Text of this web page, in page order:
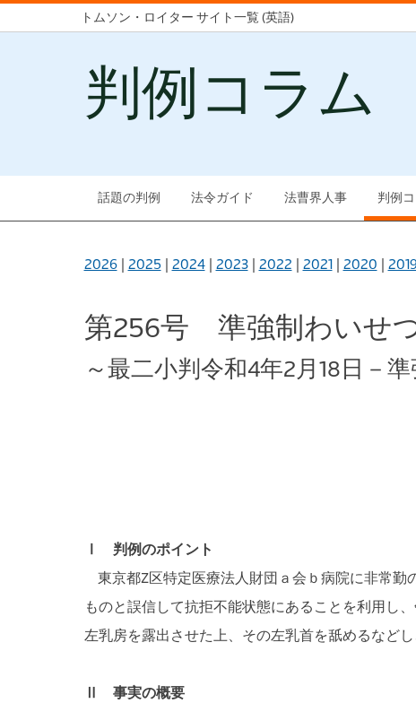
トムソン・ロイター サイト一覧 (英語)
判例コラム
話題の判例 法令ガイド 法曹界人事 判例
2026| 2025| 2024| 2023| 2022 | 2021| 2020 | 2019
第256号 準強制わいせ
～最二小判令和4年2月18日－
Ⅰ 判例のポイント
東京都Z区特定医療法人財団ａ会ｂ病院に非常勤
ものと誤信して抗拒不能状態にあることを利用し
左乳房を露出させた上、その左乳首を舐めるなど
Ⅱ 事実の概要